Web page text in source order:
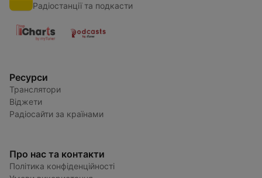
Радіостанції та подкасти
Ресурси
Транслятори
Віджети
Радіосайти за країнами
Про нас та контакти
Політика конфіденційності